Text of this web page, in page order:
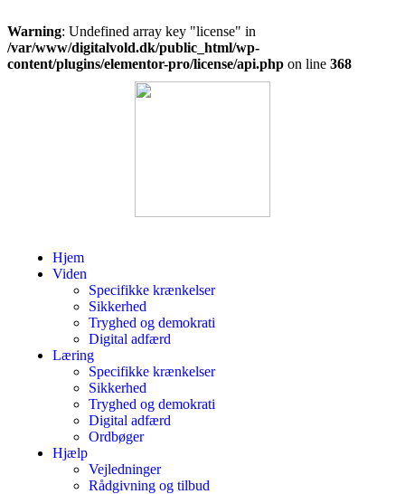
Warning: Undefined array key "license" in
/var/www/digitalvold.dk/public_html/wp-
content/plugins/elementor-pro/license/api.php on line 368
Hjem
Viden
Specifikke krænkelser
Sikkerhed
Tryghed og demokrati
Digital adfærd
Læring
Specifikke krænkelser
Sikkerhed
Tryghed og demokrati
Digital adfærd
Ordbøger
Hjælp
Vejledninger
Rådgivning og tilbud